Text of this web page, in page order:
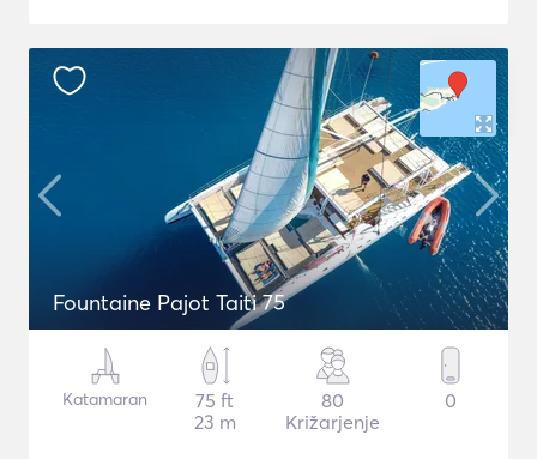
Fountaine Pajot Taiti 75
Katamaran
75 ft
23 m
80
Križarjenje
0